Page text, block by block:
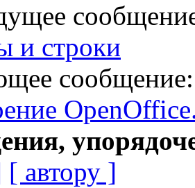
и строки
[ автору ]